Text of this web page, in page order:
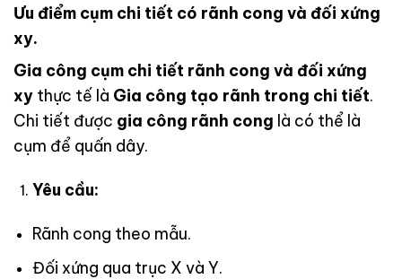
Ưu điểm cụm chi tiết có rãnh cong và đối xứng
xy.
Gia công cụm chi tiết rãnh cong và đối xứng
xy thực tế là Gia công tạo rãnh trong chi tiết.
Chi tiết được gia công rãnh cong là có thể là
cụm để quấn dây.
Yêu cầu:
Rãnh cong theo mẫu.
Đối xứng qua trục X và Y.